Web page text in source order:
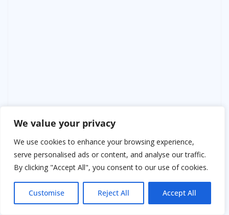
We value your privacy
We use cookies to enhance your browsing experience,
serve personalised ads or content, and analyse our traffic.
By clicking "Accept All", you consent to our use of cookies.
Customise Reject All Accept All